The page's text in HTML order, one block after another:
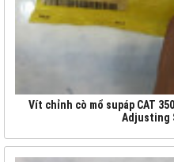
Vít chỉnh cò mổ supáp CAT
Adjusting